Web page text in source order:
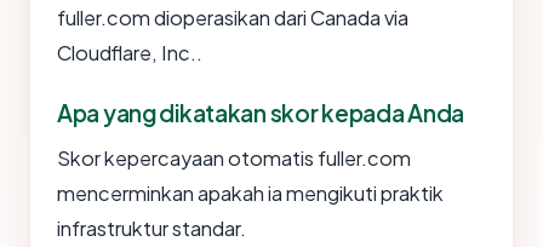
fuller.com dioperasikan dari Canada via
Cloudflare, Inc..
Apa yang dikatakan skor kepada Anda
Skor kepercayaan otomatis fuller.com
mencerminkan apakah ia mengikuti praktik
infrastruktur standar.